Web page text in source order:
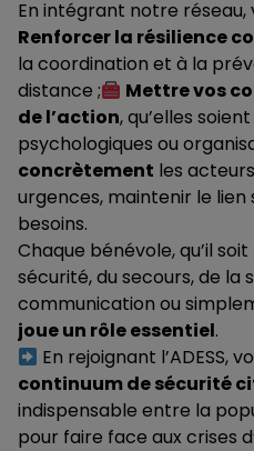
En intégrant notre réseau,
Renforcer la résilience
la coordination et à la
distance ;
Mettre vos
de l’action, qu’elles
psychologiques ou
concrètement les
urgences, maintenir le
besoins.
Chaque bénévole, qu’il
sécurité, du secours, de la
communication ou
joue un rôle essentiel.
En rejoignant l’ADESS,
continuum de sécurité
indispensable entre la
pour faire face aux crises